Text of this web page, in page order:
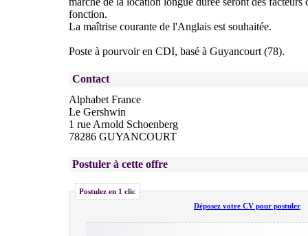
fonction.
La maîtrise courante de l'Anglais est souhaitée.
Poste à pourvoir en CDI, basé à Guyancourt (78).
Contact
Alphabet France
Le Gershwin
1 rue Arnold Schoenberg
78286 GUYANCOURT
Postuler à cette offre
Postulez en 1 clic
Déposez votre CV pour postuler